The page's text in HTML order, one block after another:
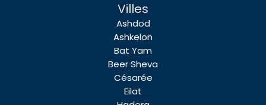
Villes
Ashdod
Ashkelon
Bat Yam
Beer Sheva
Césarée
Eilat